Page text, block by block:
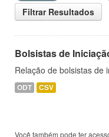
Filtrar Resultados
Bolsistas de
Relação de bolsistas de
ODT CSV
Você também pode ter